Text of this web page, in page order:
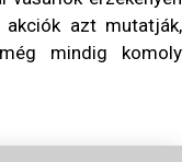
azt mutatják,
mindig komoly